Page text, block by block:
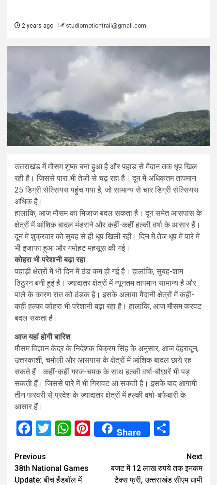
2 years ago studiomotiontrail@gmail.com
उत्तराखंड में मौसम शुष्क बना हुआ है और पहाड़ से मैदान तक धूप खिल
रही है। जिससे पारा भी तेजी से चढ़ रहा है। दून में अधिकतम तापमान
25 डिग्री सेल्सियस पहुंच गया है, जो सामान्य से चार डिग्री सेल्सियस
अधिक है।
हालांकि, आज मौसम का मिजाज बदल सकता है। दून समेत आसपास के
क्षेत्रों में आंशिक बादल मंडराने और कहीं-कहीं हल्की वर्षा के आसार हैं।
दून में शुक्रवार को सुबह से ही धूप खिली रही। दिन में तेज धूप में पारे में
भी इजाफा हुआ और गर्माहट महसूस की गई।
कोहरा भी परेशानी बढ़ा रहा
पहाड़ी क्षेत्रों में भी दिन में ठंड कम हो गई है। हालांकि, सुबह-शाम
ठिठुरन बनी हुई है। ज्यादातर क्षेत्रों में न्यूनतम तापमान सामान्य है और
पाले के कारण रात को ठंडक है। इसके अलावा मैदानी क्षेत्रों में कहीं-
कहीं हल्का कोहरा भी परेशानी बढ़ा रहा है। हालांकि, आज मौसम करवट
बदल सकता है।
आज यहां होगी बार‍िश
मौसम विज्ञान केंद्र के निदेशक बिक्रम सिंह के अनुसार, आज देहरादून,
उत्तरकाशी, चमोली और आसपास के क्षेत्रों में आंशिक बादल छाये रह
सकते हैं। कहीं-कहीं गरज-चमक के साथ हल्की वर्षा-बौछारें भी पड़
सकती हैं। जिससे पारे में भी गिरावट आ सकती है। इसके बाद आगामी
तीन फरवरी से प्रदेश के ज्यादातर क्षेत्रों में हल्की वर्षा-बर्फबारी के
आसार हैं।
Facebook
TwitterWhatsApp
Pinterest
Share
Continue
Reading
Previous
38th National Games
Update: बीच हैंडबॉल में
Next
बजट में 12 लाख रुपये तक इनकम
टैक्स फ्री, उत्‍तराखंड सीएम धामी